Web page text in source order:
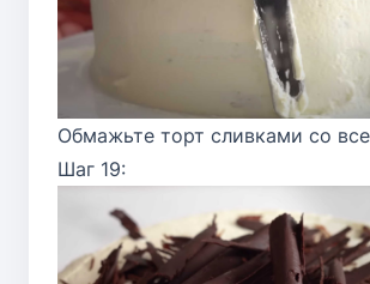
Обмажьте торт сливками со
Шаг 19: